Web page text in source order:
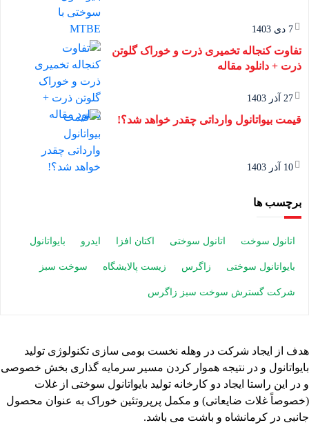
7 دی 1403
تفاوت کنجاله تخمیری ذرت و خوراک گلوتن
ذرت + دانلود مقاله
27 آذر 1403
قیمت بیواتانول وارداتی چقدر خواهد شد؟!
10 آذر 1403
برچسب ها
اتانول سوخت اتانول سوختی اکتان افزا ایدرو بایواتانول
بایواتانول سوختی زاگرس زیست پالایشگاه سوخت سبز
شرکت گسترش سوخت سبز زاگرس
هدف از ایجاد شرکت در وهله نخست بومی سازی تکنولوژی تولید
بایواتانول و در نتیجه هموار کردن مسیر سرمایه گذاری بخش خصوصی
و در این راستا ایجاد دو کارخانه تولید بایواتانول سوختی از غلات
(خصوصاً غلات ضایعاتی) و مکمل پرپروتئین خوراک به عنوان محصول
جانبی در کرمانشاه و باشت می باشد.